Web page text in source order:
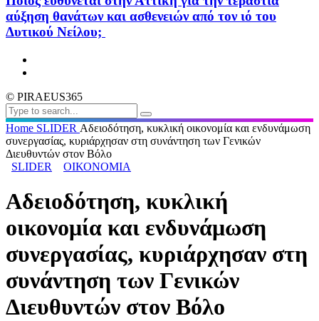
αύξηση θανάτων και ασθενειών από τον ιό του
Δυτικού Νείλου;
© PIRAEUS365
Home SLIDER Αδειοδότηση, κυκλική οικονομία και ενδυνάμωση
συνεργασίας, κυριάρχησαν στη συνάντηση των Γενικών
Διευθυντών στον Βόλο
SLIDER
ΟΙΚΟΝΟΜΙΑ
Αδειοδότηση, κυκλική
οικονομία και ενδυνάμωση
συνεργασίας, κυριάρχησαν στη
συνάντηση των Γενικών
Διευθυντών στον Βόλο